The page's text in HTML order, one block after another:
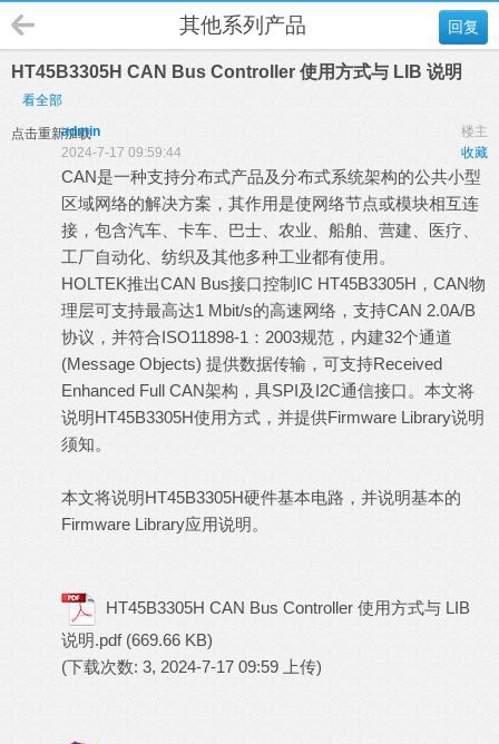
回复
其他系列产品
HT45B3305H CAN Bus Controller 使用方式与 LIB 说明
看全部
点击重新加载 楼主
admin
收藏
2024-7-17 09:59:44
CAN是一种支持分布式产品及分布式系统架构的公共小型
区域网络的解决方案，其作用是使网络节点或模块相互连
接，包含汽车、卡车、巴士、农业、船舶、营建、医疗、
工厂自动化、纺织及其他多种工业都有使用。
HOLTEK推出CAN Bus接口控制IC HT45B3305H，CAN物
理层可支持最高达1 Mbit/s的高速网络，支持CAN 2.0A/B
协议，并符合ISO11898-1：2003规范，内建32个通道
(Message Objects) 提供数据传输，可支持Received
Enhanced Full CAN架构，具SPI及I2C通信接口。本文将
说明HT45B3305H使用方式，并提供Firmware Library说明
须知。
本文将说明HT45B3305H硬件基本电路，并说明基本的
Firmware Library应用说明。
HT45B3305H CAN Bus Controller 使用方式与 LIB
说明.pdf (669.66 KB)
(下载次数: 3, 2024-7-17 09:59 上传)